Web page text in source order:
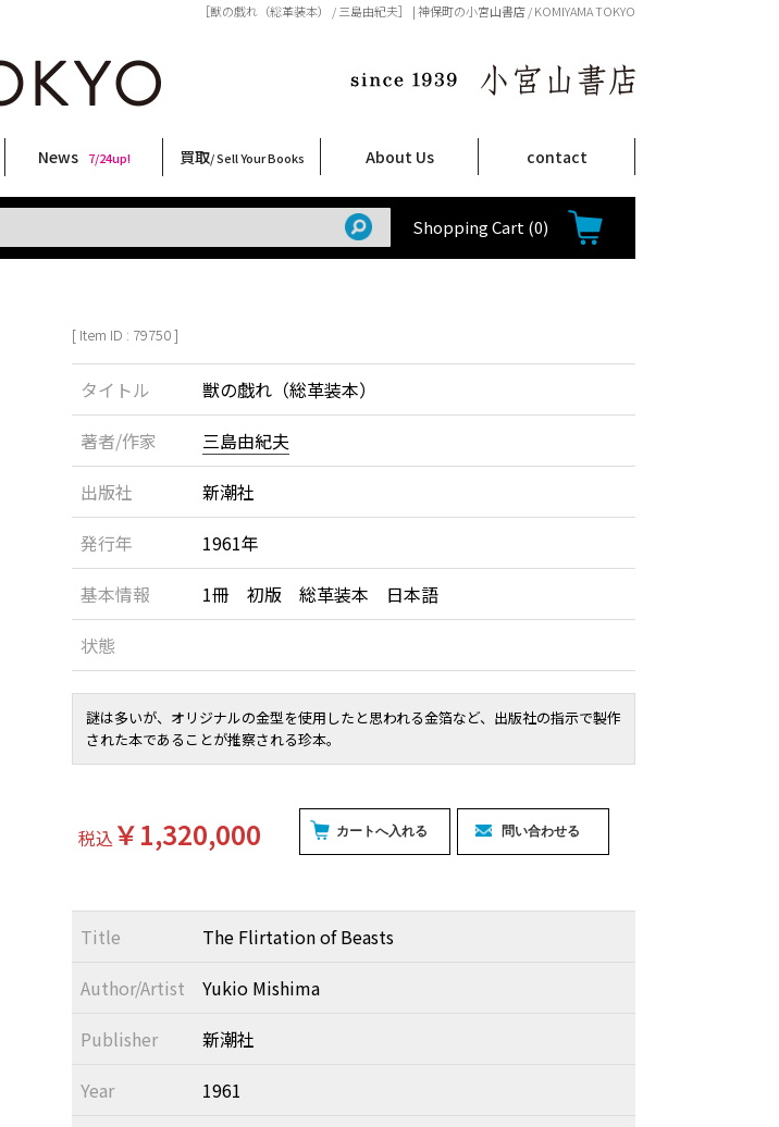
［獣の戯れ（総革装本） / 三島由紀夫］ | 神保町の小宮山書店 / KOMIYAMA TOKYO
News 7/24up!
新着・おすすめ商品 9/7up!
フェア・イベント情報 7/24up!
お店からのお知らせ 6/1up!
買取/ Sell Your Books
買取ブログ
買取専用フォーム
古書 / 古本の買取
美術品の買取
出張買取について
宅配買取について
店頭買取について
よくある質問
About Us
店舗案内
Shop Infomation
ご注文について
How to Order
特定商取引法に関する表示
プライバシーポリシー
contact
Shopping Cart (0)
[ Item ID : 79750 ]
タイトル
獣の戯れ（総革装本）
著者/作家
三島由紀夫
出版社
新潮社
発行年
1961年
基本情報
1冊 初版 総革装本 日本語
状態
謎は多いが、オリジナルの金型を使用したと思われる金箔など、出版社の指示で製作
された本であることが推察される珍本。
税込 ￥1,320,000
Title
The Flirtation of Beasts
Author/Artist
Yukio Mishima
Publisher
新潮社
Year
1961